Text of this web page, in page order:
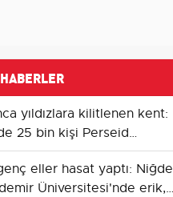
yıldızlara kilitlenen kent:
25 bin kişi Perseid
izledi
eller hasat yaptı: Niğde
Üniversitesi'nde erik,